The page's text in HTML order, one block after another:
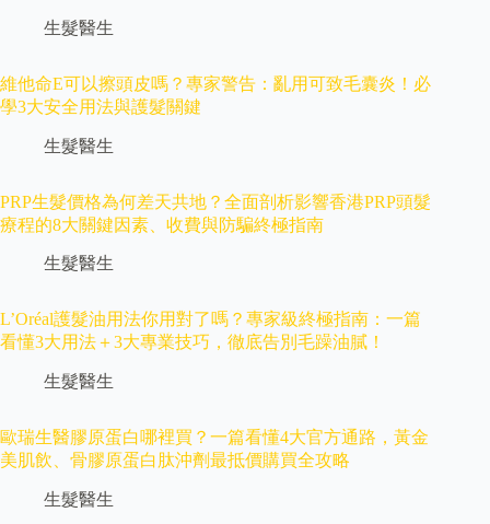
生髮醫生
維他命E可以擦頭皮嗎？專家警告：亂用可致毛囊炎！必
學3大安全用法與護髮關鍵
生髮醫生
PRP生髮價格為何差天共地？全面剖析影響香港PRP頭髮
療程的8大關鍵因素、收費與防騙終極指南
生髮醫生
L’Oréal護髮油用法你用對了嗎？專家級終極指南：一篇
看懂3大用法＋3大專業技巧，徹底告別毛躁油膩！
生髮醫生
歐瑞生醫膠原蛋白哪裡買？一篇看懂4大官方通路，黃金
美肌飲、骨膠原蛋白肽沖劑最抵價購買全攻略
生髮醫生